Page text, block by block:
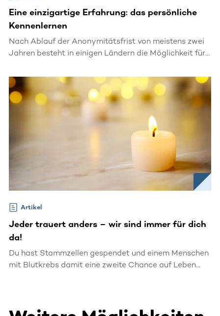
Eine einzigartige Erfahrung: das persönliche
Kennenlernen
Nach Ablauf der Anonymitätsfrist von meistens zwei
Jahren besteht in einigen Ländern die Möglichkeit für
kennenzulernen.
Artikel
Jeder trauert anders – wir sind immer für dich
da!
Du hast Stammzellen gespendet und einem Menschen
mit Blutkrebs damit eine zweite Chance auf Leben